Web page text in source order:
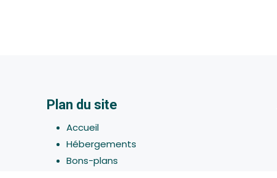
Plan du site
Accueil
Hébergements
Bons-plans